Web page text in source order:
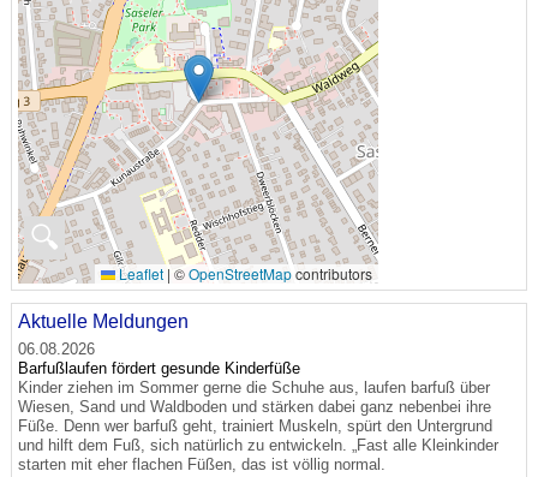
🔍
Leaflet | ©OpenStreetMapcontributors
Aktuelle Meldungen
06.08.2026
Barfußlaufen fördert gesunde Kinderfüße
Kinder ziehen im Sommer gerne die Schuhe aus, laufen barfuß über
Wiesen, Sand und Waldboden und stärken dabei ganz nebenbei ihre
Füße. Denn wer barfuß geht, trainiert Muskeln, spürt den Untergrund
und hilft dem Fuß, sich natürlich zu entwickeln. „Fast alle Kleinkinder
starten mit eher flachen Füßen, das ist völlig normal.